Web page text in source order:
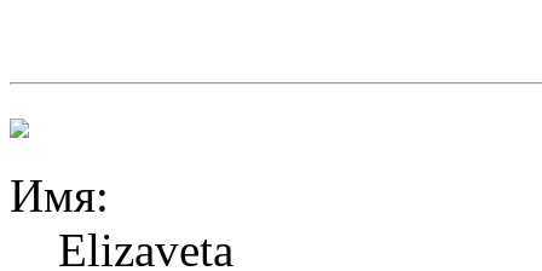
Имя:
Elizaveta